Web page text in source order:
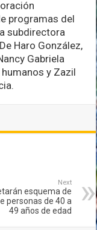
programas del
subdirectora
Haro González,
Gabriela
y Zazil
Next
esquema de
personas de 40 a
49 años de edad